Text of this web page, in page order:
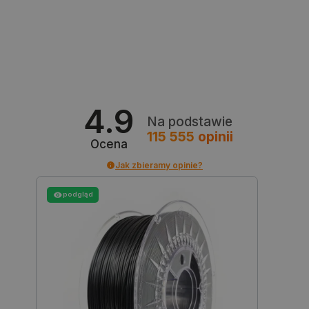
4.9
Ocena
Na podstawie
115 555 opinii
Jak zbieramy opinie?
podgląd
_smvs